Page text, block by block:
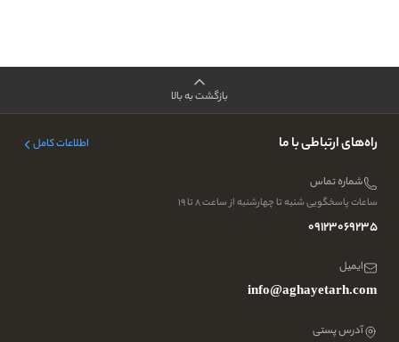
بازگشت به بالا
راه‌های ارتباطی با ما اطلاعات کامل
شماره تماس
ساعات پاسخگویی شنبه تا چهارشنبه از ساعت ۸ تا ۱۹
09123069235
ایمیل
info@aghayetarh.com
آدرس پستی